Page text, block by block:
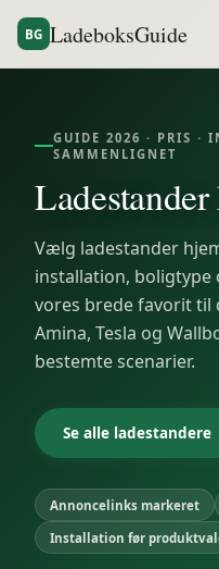
BG LadeboksGuide
GUIDE 2026 · PRIS ·
SAMMENLIGNET
Vælg ladestander
installation, boligtype
vores brede favorit til
Amina, Tesla og
bestemte scenarier.
Se alle ladestandere
Annoncelinks markeret
Installation før